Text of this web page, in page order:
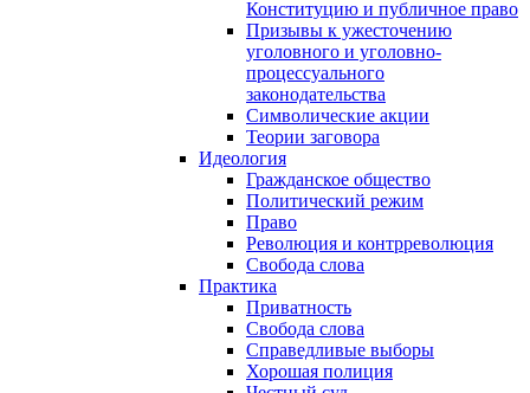
Конституцию и публичное право
Призывы к ужесточению
уголовного и уголовно-
процессуального
законодательства
Символические акции
Теории заговора
Идеология
Гражданское общество
Политический режим
Право
Революция и контрреволюция
Свобода слова
Практика
Приватность
Свобода слова
Справедливые выборы
Хорошая полиция